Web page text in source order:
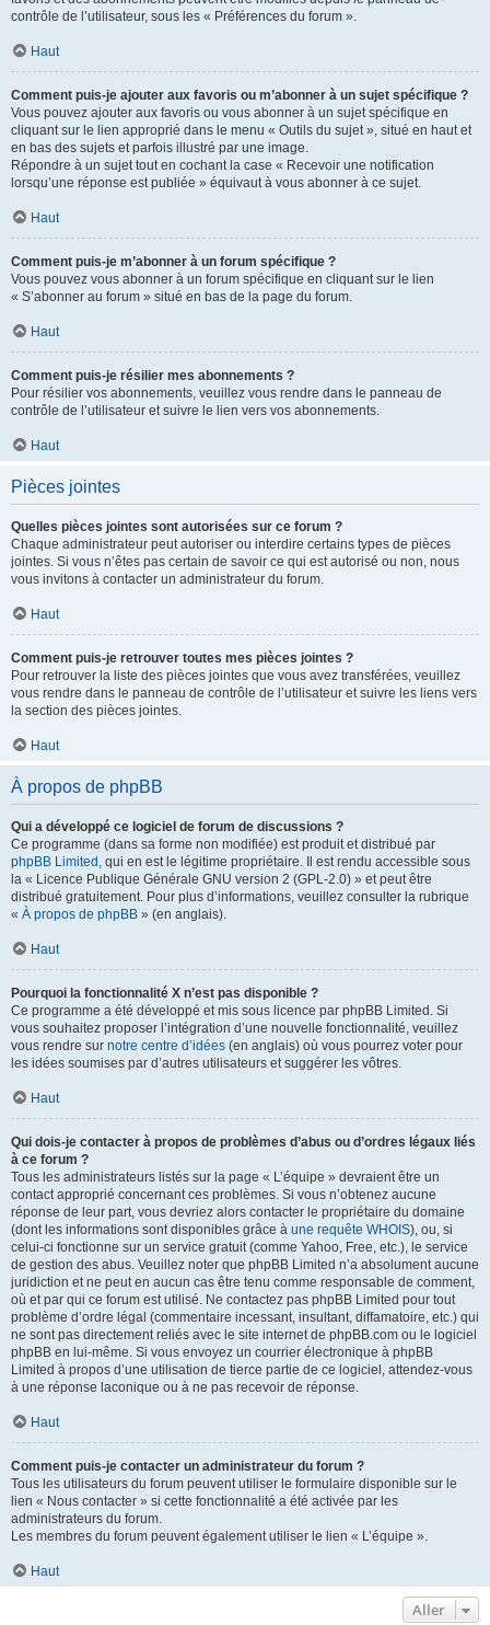
contrôle de l’utilisateur, sous les « Préférences du forum ».
Haut
Comment puis-je ajouter aux favoris ou m’abonner à un sujet spécifique ?
Vous pouvez ajouter aux favoris ou vous abonner à un sujet spécifique en
cliquant sur le lien approprié dans le menu « Outils du sujet », situé en haut et
en bas des sujets et parfois illustré par une image.
Répondre à un sujet tout en cochant la case « Recevoir une notification
lorsqu’une réponse est publiée » équivaut à vous abonner à ce sujet.
Haut
Comment puis-je m’abonner à un forum spécifique ?
Vous pouvez vous abonner à un forum spécifique en cliquant sur le lien
« S’abonner au forum » situé en bas de la page du forum.
Haut
Comment puis-je résilier mes abonnements ?
Pour résilier vos abonnements, veuillez vous rendre dans le panneau de
contrôle de l’utilisateur et suivre le lien vers vos abonnements.
Haut
Pièces jointes
Quelles pièces jointes sont autorisées sur ce forum ?
Chaque administrateur peut autoriser ou interdire certains types de pièces
jointes. Si vous n’êtes pas certain de savoir ce qui est autorisé ou non, nous
vous invitons à contacter un administrateur du forum.
Haut
Comment puis-je retrouver toutes mes pièces jointes ?
Pour retrouver la liste des pièces jointes que vous avez transférées, veuillez
vous rendre dans le panneau de contrôle de l’utilisateur et suivre les liens vers
la section des pièces jointes.
Haut
À propos de phpBB
Qui a développé ce logiciel de forum de discussions ?
Ce programme (dans sa forme non modifiée) est produit et distribué par
phpBB Limited , qui en est le légitime propriétaire. Il est rendu accessible sous
la « Licence Publique Générale GNU version 2 (GPL-2.0) » et peut être
distribué gratuitement. Pour plus d’informations, veuillez consulter la rubrique
« À propos de phpBB » (en anglais).
Haut
Pourquoi la fonctionnalité X n’est pas disponible ?
Ce programme a été développé et mis sous licence par phpBB Limited. Si
vous souhaitez proposer l’intégration d’une nouvelle fonctionnalité, veuillez
vous rendre sur notre centre d’idées (en anglais) où vous pourrez voter pour
les idées soumises par d’autres utilisateurs et suggérer les vôtres.
Haut
Qui dois-je contacter à propos de problèmes d’abus ou d’ordres légaux liés
à ce forum ?
Tous les administrateurs listés sur la page « L’équipe » devraient être un
contact approprié concernant ces problèmes. Si vous n’obtenez aucune
réponse de leur part, vous devriez alors contacter le propriétaire du domaine
(dont les informations sont disponibles grâce à une requête WHOIS), ou, si
celui-ci fonctionne sur un service gratuit (comme Yahoo, Free, etc.), le service
de gestion des abus. Veuillez noter que phpBB Limited n’a absolument aucune
juridiction et ne peut en aucun cas être tenu comme responsable de comment,
où et par qui ce forum est utilisé. Ne contactez pas phpBB Limited pour tout
problème d’ordre légal (commentaire incessant, insultant, diffamatoire, etc.) qui
ne sont pas directement reliés avec le site internet de phpBB.com ou le logiciel
phpBB en lui-même. Si vous envoyez un courrier électronique à phpBB
Limited à propos d’une utilisation de tierce partie de ce logiciel, attendez-vous
à une réponse laconique ou à ne pas recevoir de réponse.
Haut
Comment puis-je contacter un administrateur du forum ?
Tous les utilisateurs du forum peuvent utiliser le formulaire disponible sur le
lien « Nous contacter » si cette fonctionnalité a été activée par les
administrateurs du forum.
Les membres du forum peuvent également utiliser le lien « L’équipe ».
Haut
Aller